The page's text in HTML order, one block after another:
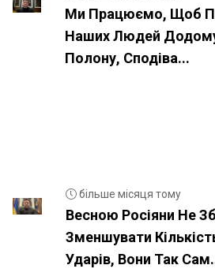
Ми Працюємо, Щоб
Наших Людей Додому
Полону, Сподіва...
більше місяця тому
Весною Росіяни Не
Зменшувати
Ударів, Вони Так